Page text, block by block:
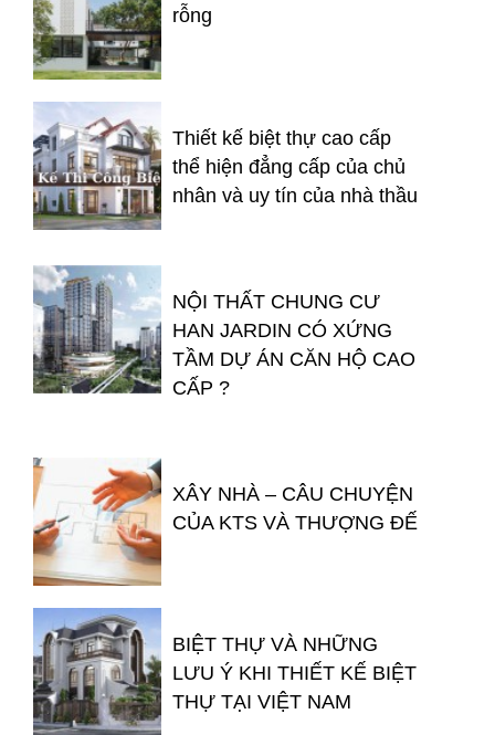
rỗng
Thiết kế biệt thự cao cấp
thể hiện đẳng cấp của chủ
nhân và uy tín của nhà thầu
NỘI THẤT CHUNG CƯ
HAN JARDIN CÓ XỨNG
TẦM DỰ ÁN CĂN HỘ CAO
CẤP ?
XÂY NHÀ – CÂU CHUYỆN
CỦA KTS VÀ THƯỢNG ĐẾ
BIỆT THỰ VÀ NHỮNG
LƯU Ý KHI THIẾT KẾ BIỆT
THỰ TẠI VIỆT NAM